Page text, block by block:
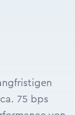
75 bps